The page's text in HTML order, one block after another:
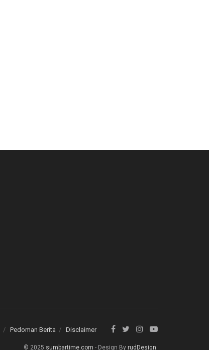
Pedoman Berita Disclaimer
© 2025 sumbartime.com - Design By rudDesign.